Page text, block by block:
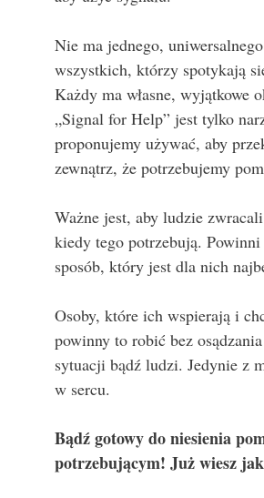
Nie ma jednego,
wszystkich, którzy spotykają
Każdy ma własne, wyjątkowe
„Signal for Help” jest tylko
proponujemy używać, aby
zewnątrz, że potrzebujemy
Ważne jest, aby ludzie
kiedy tego potrzebują.
sposób, który jest dla nich
Osoby, które ich wspierają i
powinny to robić bez
sytuacji bądź ludzi. Jedynie z
w sercu.
Bądź gotowy do niesienia
potrzebującym! Już wiesz